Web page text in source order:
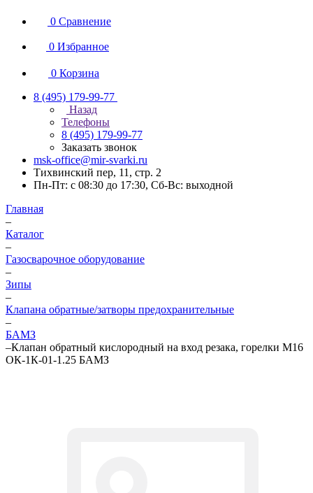
0 Сравнение
0 Избранное
0 Корзина
8 (495) 179-99-77
Назад
Телефоны
8 (495) 179-99-77
Заказать звонок
msk-office@mir-svarki.ru
Тихвинский пер, 11, стр. 2
Пн-Пт: с 08:30 до 17:30, Сб-Вс: выходной
Главная
–
Каталог
–
Газосварочное оборудование
–
Зипы
–
Клапана обратные/затворы предохранительные
–
БАМЗ
–Клапан обратный кислородный на вход резака, горелки М16
ОК-1К-01-1.25 БАМЗ